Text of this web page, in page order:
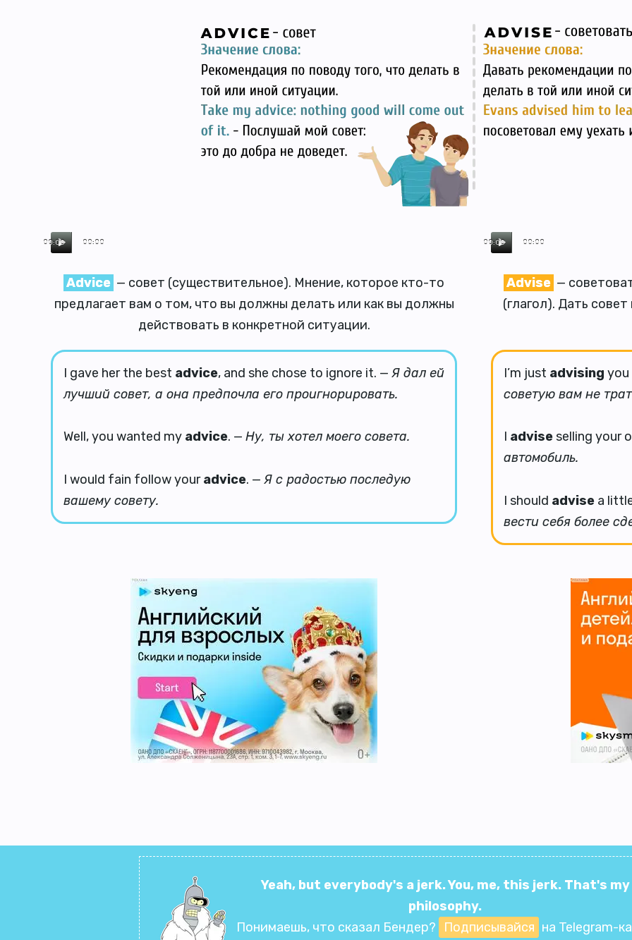
00:00
00:00
Advice — совет (существительное). Мнение, которое кто-то
предлагает вам о том, что вы должны делать или как вы должны
действовать в конкретной ситуации.
I gave her the best advice, and she chose to ignore it. — Я дал ей
лучший совет, а она предпочла его проигнорировать.
Well, you wanted my advice. — Ну, ты хотел моего совета.
I would fain follow youradvice. — Я с радостью последую
вашему совету.
00:00
00:00
Advise —
(глагол). Дать
I’m just advising
советую вам не
I adviseselling your
автомобиль.
I should advise a
вести себя более
Yeah, but everybody's a jerk. You, me, this jerk. That's my
philosophy.
Понимаешь, что сказал Бендер?
Подписывайся на Telegram-